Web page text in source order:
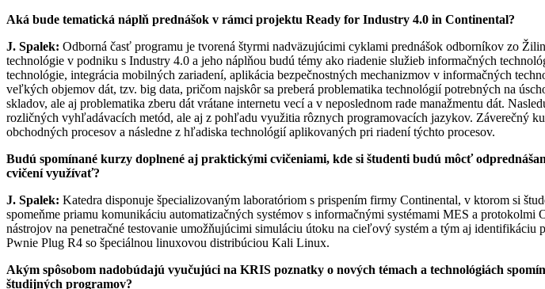
Aká bude tematická náplň prednášok v rámci projektu Ready for Industry 4.0 in Continental?
J. Spalek: Odborná časť programu je tvorená štyrmi nadväzujúcimi cyklami prednášok odborníkov zo
technológie v podniku s Industry 4.0 a jeho náplňou budú témy ako riadenie služieb informačných
technológie, integrácia mobilných zariadení, aplikácia bezpečnostných mechanizmov v informačných
veľkých objemov dát, tzv. big data, pričom najskôr sa preberá problematika technológií potrebných na
skladov, ale aj problematika zberu dát vrátane internetu vecí a v neposlednom rade manažmentu dát.
rozličných vyhľadávacích metód, ale aj z pohľadu využitia rôznych programovacích jazykov. Záverečný
obchodných procesov a následne z hľadiska technológií aplikovaných pri riadení týchto procesov.
Budú spomínané kurzy doplnené aj praktickými cvičeniami, kde si študenti budú môcť
cvičení využívať?
J. Spalek: Katedra disponuje špecializovaným laboratóriom s prispením firmy Continental, v ktorom si
spomeňme priamu komunikáciu automatizačných systémov s informačnými systémami MES a
nástrojov na penetračné testovanie umožňujúcimi simuláciu útoku na cieľový systém a tým aj
Pwnie Plug R4 so špeciálnou linuxovou distribúciou Kali Linux.
Akým spôsobom nadobúdajú vyučujúci na KRIS poznatky o nových témach a technológiách
študijných programov?